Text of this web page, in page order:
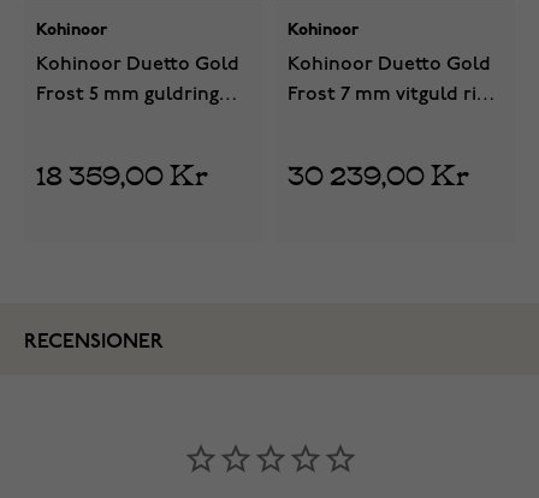
Kohinoor
Kohinoor Duetto Gold
Frost 5 mm guldring
18 359,00 Kr
Kohinoor
Kohinoor Duetto Gold
Frost 7 mm vitguld ring
30 239,00 Kr
RECENSIONER